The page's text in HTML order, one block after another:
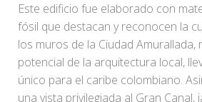
Este edificio fue elaborado con
fósil que destacan y reconocen la
los muros de la Ciudad
potencial de la arquitectura local,
único para el caribe colombiano.
una vista privilegiada al Gran Canal,